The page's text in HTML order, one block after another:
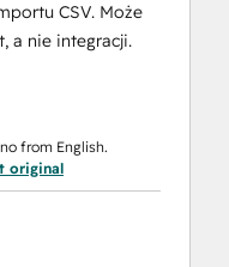
CSV. Może
a nie integracji.
from English.
original